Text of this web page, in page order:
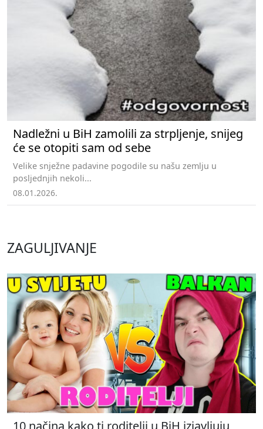
Nadležni u BiH zamolili za strpljenje, snijeg
će se otopiti sam od sebe
Velike snježne padavine pogodile su našu zemlju u
posljednjih nekoli...
08.01.2026.
ZAGULJIVANJE